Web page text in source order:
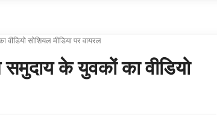
सोशियल मीडिया पर वायरल
के युवकों का वीडियो